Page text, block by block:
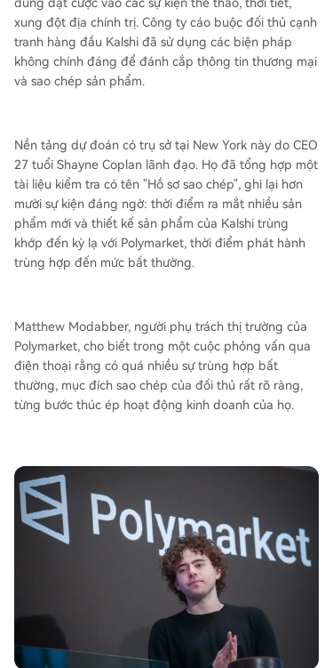
ày. Một sự kiện then chốt xảy ra vào tháng 2, khi
Kalshi tổ chức một chiến dịch tiếp thị "cửa hàng
tạp hóa miễn phí" tương tự chỉ chín ngày trước s
ự kiện đã được lên kế hoạch từ lâu của Polymark
et, khiến đội ngũ Polymarket nghi ngờ bị chặn đ
giao dịch hợp đồng vĩnh viễn (perpetual swap)
mới, một phương tiện truyền thông đã đưa tin đ
ộc quyền về việc Kalshi sắp ra mắt sản phẩm tư
ơng tự, làm dấy lên sự phẫn nộ. Kalshi phủ nhận
mọi cáo buộc, gọi chúng là "vô căn cứ" và "gần n
hư hoang tưởng". Người phát ngôn Jack S...
xung đột địa chính trị. Công ty cáo buộc đối thủ cạnh
tranh hàng đầu Kalshi đã sử dụng các biện pháp
không chính đáng để đánh cắp thông tin thương mại
và sao chép sản phẩm.
Nền tảng dự đoán có trụ sở tại New York này do CEO
27 tuổi Shayne Coplan lãnh đạo. Họ đã tổng hợp một
tài liệu kiểm tra có tên "Hồ sơ sao chép", ghi lại hơn
mười sự kiện đáng ngờ: thời điểm ra mắt nhiều sản
phẩm mới và thiết kế sản phẩm của Kalshi trùng
khớp đến kỳ lạ với Polymarket, thời điểm phát hành
trùng hợp đến mức bất thường.
Matthew Modabber, người phụ trách thị trường của
Polymarket, cho biết trong một cuộc phỏng vấn qua
điện thoại rằng có quá nhiều sự trùng hợp bất
thường, mục đích sao chép của đối thủ rất rõ ràng,
từng bước thúc ép hoạt động kinh doanh của họ.